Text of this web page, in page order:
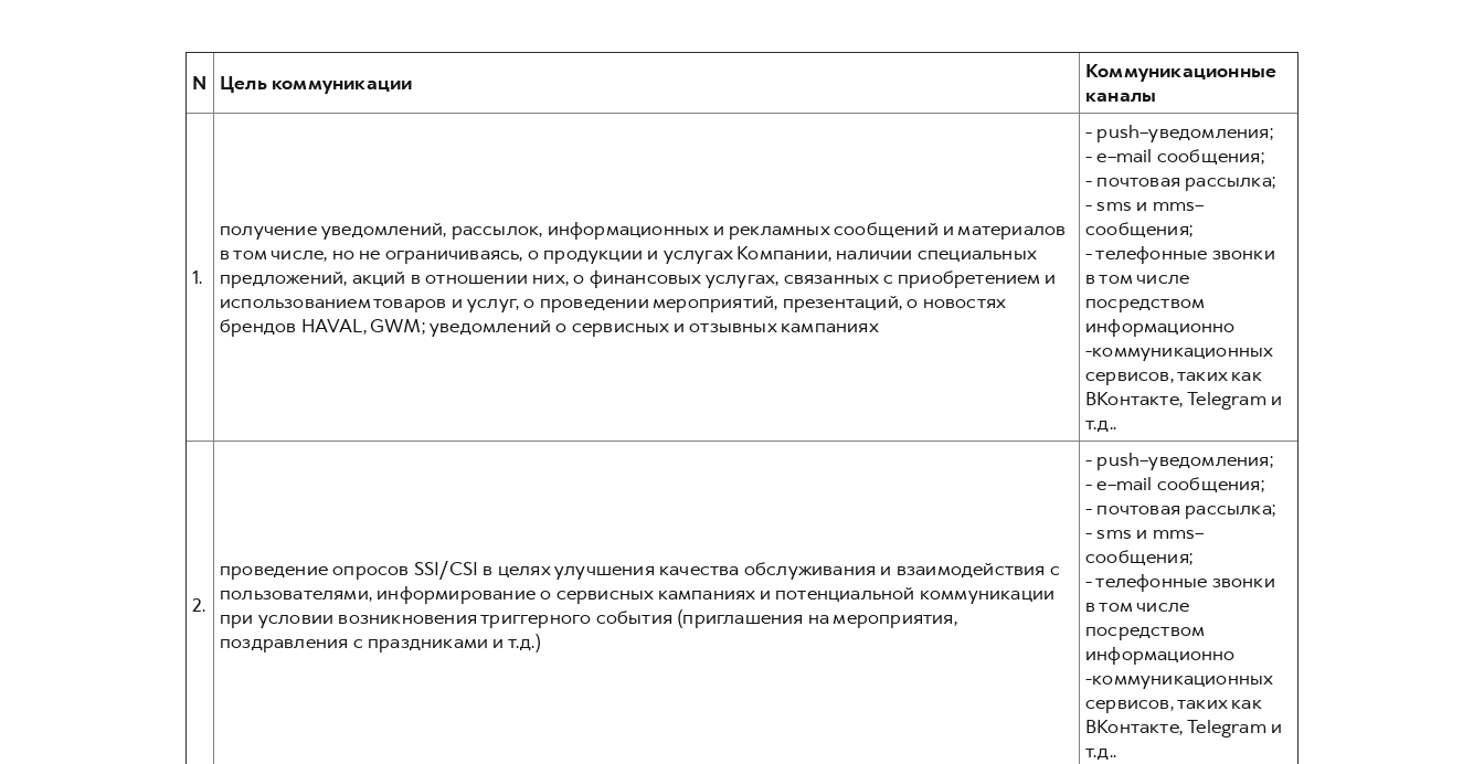
N Цель коммуникации
Коммуникационные
каналы
1.
получение уведомлений, рассылок, информационных и рекламных сообщений и материалов
в том числе, но не ограничиваясь, о продукции и услугах Компании, наличии специальных
предложений, акций в отношении них, о финансовых услугах, связанных с приобретением и
использованием товаров и услуг, о проведении мероприятий, презентаций, о новостях
брендов HAVAL, GWM; уведомлений о сервисных и отзывных кампаниях
- push–уведомления;
- e–mail сообщения;
- почтовая рассылка;
- sms и mms–
сообщения;
- телефонные звонки
в том числе
посредством
информационно
-коммуникационных
сервисов, таких как
ВКонтакте, Telegram и
т.д..
2.
проведение опросов SSI/CSI в целях улучшения качества обслуживания и взаимодействия с
пользователями, информирование о сервисных кампаниях и потенциальной коммуникации
при условии возникновения триггерного события (приглашения на мероприятия,
поздравления с праздниками и т.д.)
- push–уведомления;
- e–mail сообщения;
- почтовая рассылка;
- sms и mms–
сообщения;
- телефонные звонки
в том числе
посредством
информационно
-коммуникационных
сервисов, таких как
ВКонтакте, Telegram и
т.д..